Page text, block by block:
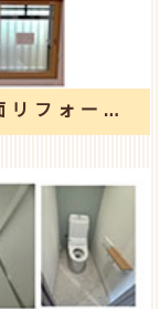
【大和郡山市】マンション全面リフォーム工事